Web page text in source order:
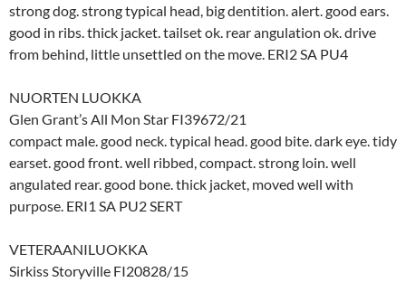
strong dog. strong typical head, big dentition. alert. good ears.
good in ribs. thick jacket. tailset ok. rear angulation ok. drive
from behind, little unsettled on the move. ERI2 SA PU4
NUORTEN LUOKKA
Glen Grant’s All Mon Star FI39672/21
compact male. good neck. typical head. good bite. dark eye. tidy
earset. good front. well ribbed, compact. strong loin. well
angulated rear. good bone. thick jacket, moved well with
purpose. ERI1 SA PU2 SERT
VETERAANILUOKKA
Sirkiss Storyville FI20828/15